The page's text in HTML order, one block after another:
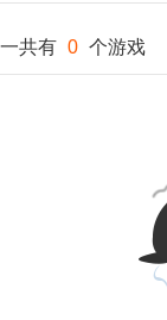
一共有 0 个游戏